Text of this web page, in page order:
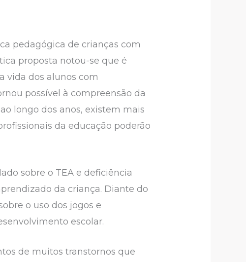
pedagógica de crianças com
proposta notou-se que é
vida dos alunos com
possível à compreensão da
longo dos anos, existem mais
da educação poderão
sobre o TEA e deficiência
da criança. Diante do
o uso dos jogos e
escolar.
de muitos transtornos que